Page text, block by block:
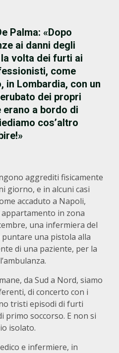
Palma: «Dopo
ai danni degli
volta dei furti ai
come
in Lombardia, con un
dei propri
a bordo di
cos’altro
aggrediti fisicamente
giorno, e in alcuni casi
accaduto a Napoli,
in zona
una infermiera del
una pistola alla
di una paziente, per la
da Sud a Nord, siamo
di concerto con i
tristi episodi di furti
primo soccorso. E non si
isolato.
e infermiere, in